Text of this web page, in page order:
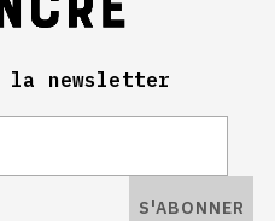
newsletter
S'ABONNER